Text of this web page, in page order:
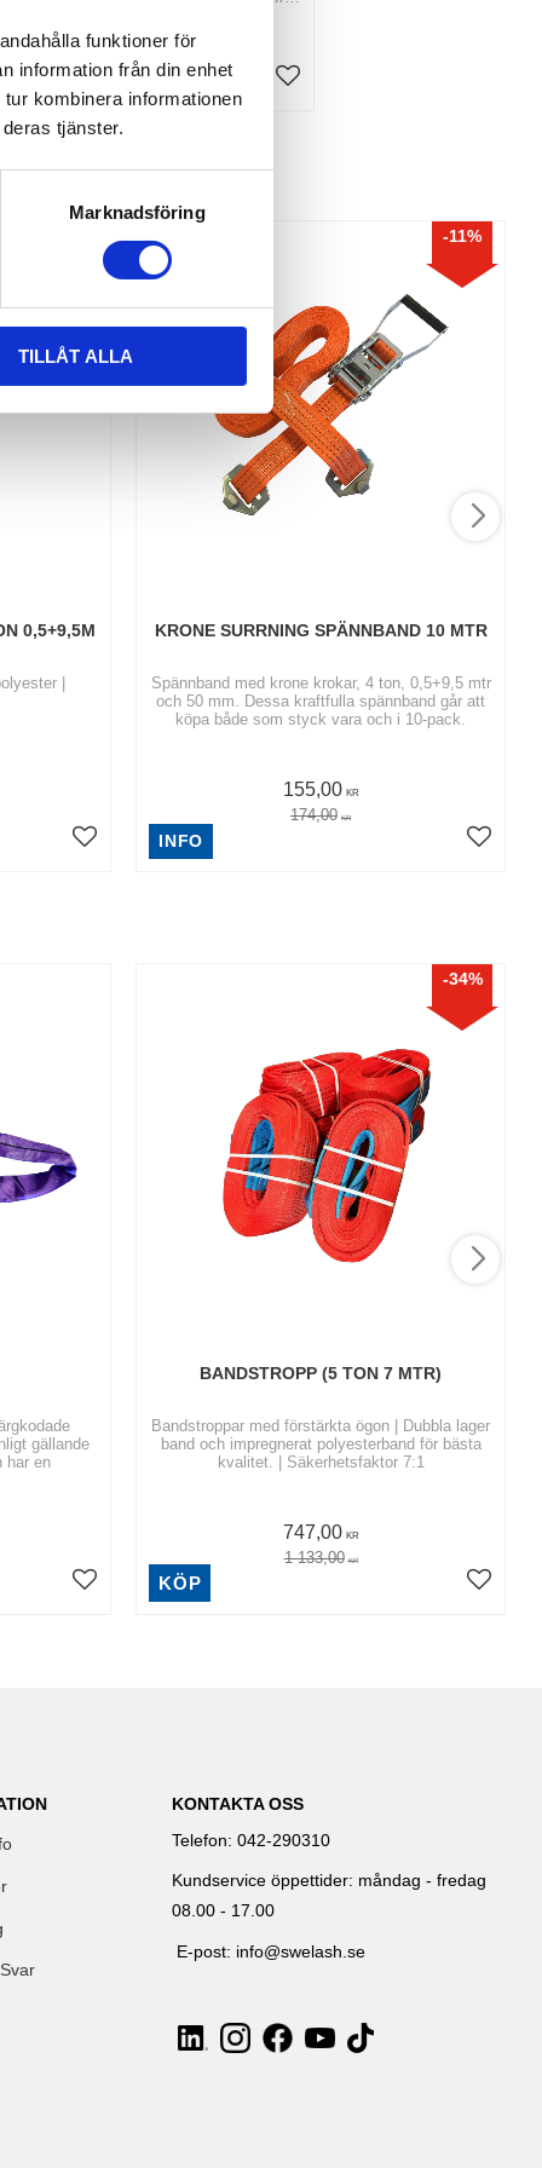
funktioner för
information från din enhet
kombinera informationen
tjänster.
Marknadsföring
TILLÅT ALLA
Lägg till i favoriter Lägg till i favoriter
INFO
0,5+9,5M
|
KRONE SURRNING SPÄNNBAND 10 MTR
Spännband med krone krokar, 4 ton, 0,5+9,5 mtr
och 50 mm. Dessa kraftfulla spännband går att
köpa både som styck vara och i 10-pack.
155,00 KR
174,00 KR
11%
INFO
gällande
har en
BANDSTROPP (5 TON 7 MTR)
Bandstroppar med förstärkta ögon | Dubbla lager
band och impregnerat polyesterband för bästa
kvalitet. | Säkerhetsfaktor 7:1
747,00 KR
1 133,00 KR
34%
KÖP
KONTAKTA OSS
Telefon: 042-290310
Kundservice öppettider: måndag - fredag
08.00 - 17.00
E-post: info@swelash.se